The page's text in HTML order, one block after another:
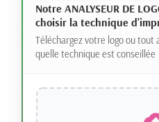
Notre ANALYSEUR DE
choisir la technique
Téléchargez votre logo ou tout
quelle technique est conseillée